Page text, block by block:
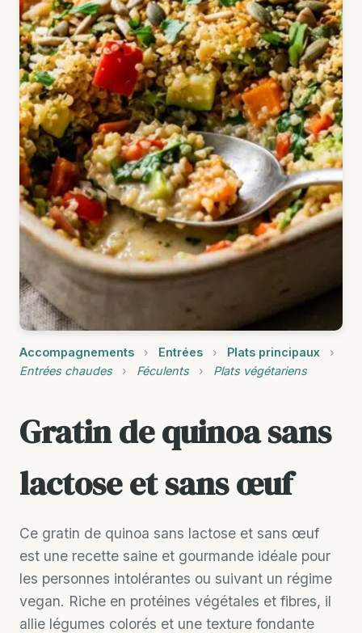
Accompagnements › Entrées › Plats principaux
›
Entrées chaudes
› Féculents › Plats végétariens
Gratin de quinoa sans
lactose et sans œuf
Ce gratin de quinoa sans lactose et sans œuf
est une recette saine et gourmande idéale pour
les personnes intolérantes ou suivant un régime
vegan. Riche en protéines végétales et fibres, il
allie légumes colorés et une texture fondante